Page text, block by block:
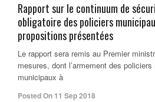
Rapport sur le continuum de
obligatoire des policiers
propositions présentées
Le rapport sera remis au Premier
mesures, dont l’armement des
municipaux à
Posted On 11 Sep 2018